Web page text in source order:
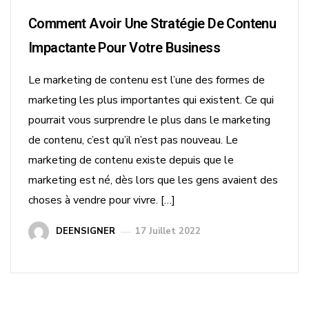
Comment Avoir Une Stratégie De Contenu
Impactante Pour Votre Business
Le marketing de contenu est l’une des formes de
marketing les plus importantes qui existent. Ce qui
pourrait vous surprendre le plus dans le marketing
de contenu, c’est qu’il n’est pas nouveau. Le
marketing de contenu existe depuis que le
marketing est né, dès lors que les gens avaient des
choses à vendre pour vivre. […]
DEENSIGNER 17 Juillet 2022